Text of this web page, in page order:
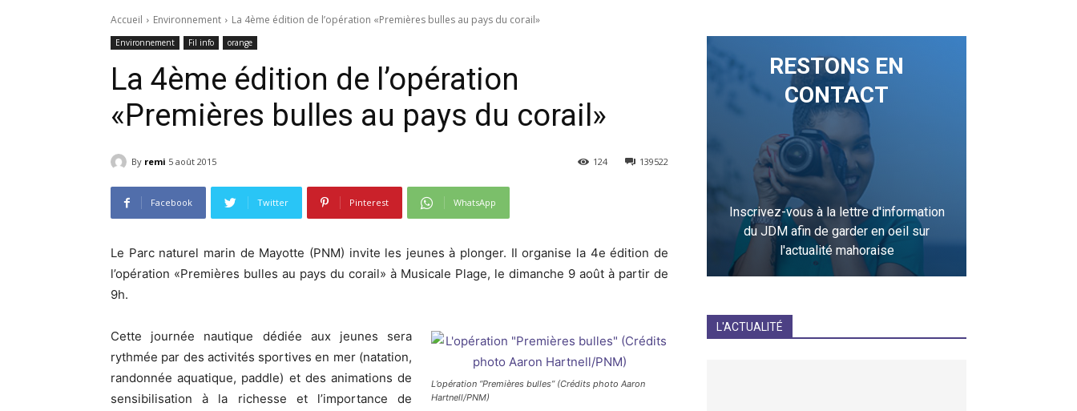
Accueil Environnement La 4ème édition de l’opération «Premières bulles au pays du corail»
Environnement Fil info orange
La 4ème édition de l’opération
«Premières bulles au pays du corail»
By remi 5 août 2015 139522
124
Facebook Twitter Pinterest WhatsApp
Le Parc naturel marin de Mayotte (PNM) invite les jeunes à plonger. Il organise la 4e édition de
l’opération «Premières bulles au pays du corail» à Musicale Plage, le dimanche 9 août à partir de
9h.
L’opération “Premières bulles” (Crédits photo Aaron
Hartnell/PNM)
Cette journée nautique dédiée aux jeunes sera
rythmée par des activités sportives en mer (natation,
randonnée aquatique, paddle) et des animations de
sensibilisation à la richesse et l’importance de
RESTONS EN
CONTACT
Inscrivez-vous à la lettre d'information
du JDM afin de garder en oeil sur
l'actualité mahoraise
L'ACTUALITÉ